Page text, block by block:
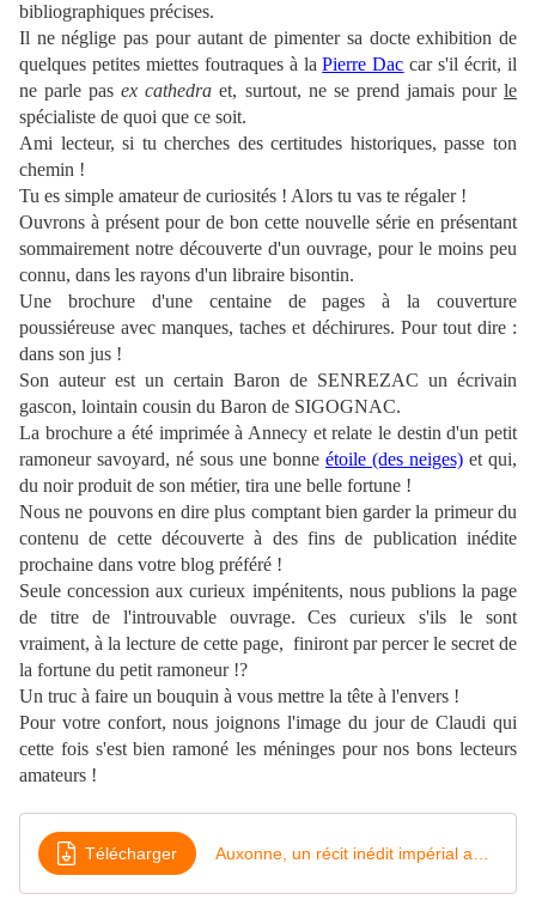
bibliographiques précises.
Il ne néglige pas pour autant de pimenter sa docte exhibition de
quelques petites miettes foutraques à laPierre Dac car s'il écrit, il
ne parle pasex cathedraet, surtout, ne se prend jamais pourle
spécialiste de quoi que ce soit.
Ami lecteur, si tu cherches des certitudes historiques, passe ton
chemin !
Tu es simple amateur de curiosités ! Alors tu vas te régaler !
Ouvrons à présent pour de bon cette nouvelle série en présentant
sommairement notre découverte d'un ouvrage, pour le moins peu
connu, dans les rayons d'un libraire bisontin.
Une brochure d'une centaine de pages à la couverture
poussiéreuse avec manques, taches et déchirures. Pour tout dire :
dans son jus !
Son auteur est un certain Baron de SENREZAC un écrivain
gascon, lointain cousin du Baron de SIGOGNAC.
La brochure a été imprimée à Annecy et relate le destin d'un petit
ramoneur savoyard, né sous une bonne étoile (des neiges) et qui,
du noir produit de son métier, tira une belle fortune !
Nous ne pouvons en dire plus comptant bien garder la primeur du
contenu de cette découverte à des fins de publication inédite
prochaine dans votre blog préféré !
Seule concession aux curieux impénitents, nous publions la page
de titre de l'introuvable ouvrage. Ces curieux s'ils le sont
vraiment, à la lecture de cette page, finiront par percer le secret de
la fortune du petit ramoneur !?
Un truc à faire un bouquin à vous mettre la tête à l'envers !
Pour votre confort, nous joignons l'image du jour de Claudi qui
cette fois s'est bien ramoné les méninges pour nos bons lecteurs
amateurs !
Télécharger